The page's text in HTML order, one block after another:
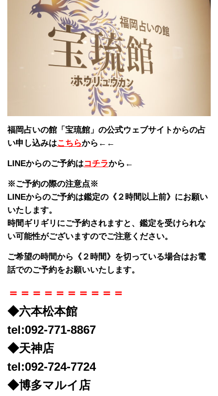
福岡占いの館「宝琉館」の公式ウェブサイトからの占
い申し込みはこちらから←←
LINEからのご予約はコチラから←
※ご予約の際の注意点※
LINEからのご予約は鑑定の《２時間以上前》にお願い
いたします。
時間ギリギリにご予約されますと、鑑定を受けられな
い可能性がございますのでご注意ください。
ご希望の時間から《２時間》を切っている場合はお電
話でのご予約をお願いいたします。
＝＝＝＝＝＝＝＝＝＝
◆六本松本館
tel:092-771-8867
◆天神店
tel:092-724-7724
◆博多マルイ店